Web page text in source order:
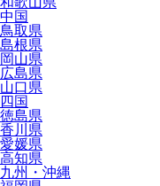
中国
鳥取県
島根県
岡山県
広島県
山口県
四国
徳島県
香川県
愛媛県
高知県
九州・沖縄